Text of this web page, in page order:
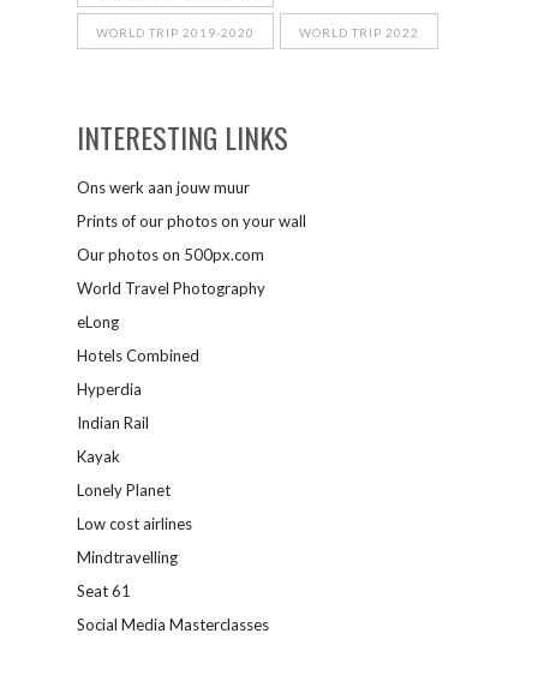
WORLD TRIP 2019-2020 WORLD TRIP 2022
INTERESTING LINKS
Ons werk aan jouw muur
Prints of our photos on your wall
Our photos on 500px.com
World Travel Photography
eLong
Hotels Combined
Hyperdia
Indian Rail
Kayak
Lonely Planet
Low cost airlines
Mindtravelling
Seat 61
Social Media Masterclasses